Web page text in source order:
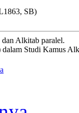
SB)
Alkitab paralel.
dalam Studi Kamus